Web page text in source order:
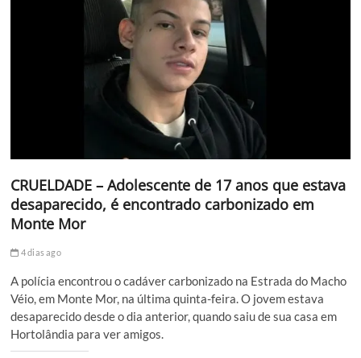
CRUELDADE – Adolescente de 17 anos que estava
desaparecido, é encontrado carbonizado em
Monte Mor
4 dias ago
A polícia encontrou o cadáver carbonizado na Estrada do Macho
Véio, em Monte Mor, na última quinta-feira. O jovem estava
desaparecido desde o dia anterior, quando saiu de sua casa em
Hortolândia para ver amigos.